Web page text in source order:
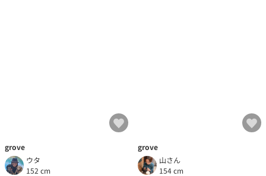
grove
ウタ
152 cm
grove
山さん
154 cm